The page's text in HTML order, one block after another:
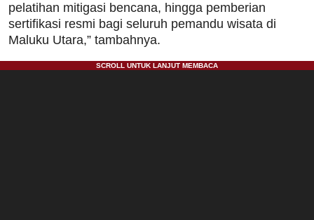
pelatihan mitigasi bencana, hingga pemberian
sertifikasi resmi bagi seluruh pemandu wisata di
Maluku Utara,” tambahnya.